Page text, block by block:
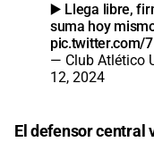
▶️ Llega libre,
suma hoy
pic.twitter.com/
— Club Atlético
12, 2024
El defensor central